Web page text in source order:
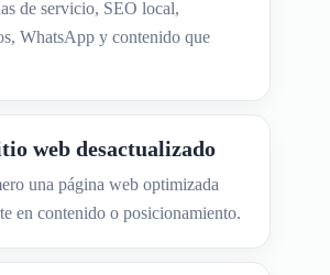
de servicio, SEO local,
WhatsApp y contenido que
web desactualizado
una página web optimizada
en contenido o posicionamiento.